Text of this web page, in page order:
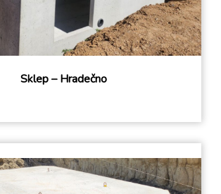
Sklep – Hradečno